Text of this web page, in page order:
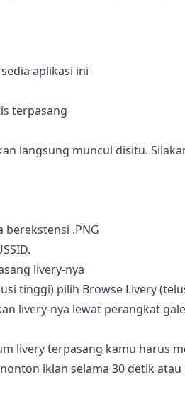
aplikasi ini
terpasang
langsung muncul disitu.
berekstensi .PNG
livery-nya
tinggi) pilih Browse Livery
livery-nya lewat perangkat
livery terpasang kamu harus
iklan selama 30 detik